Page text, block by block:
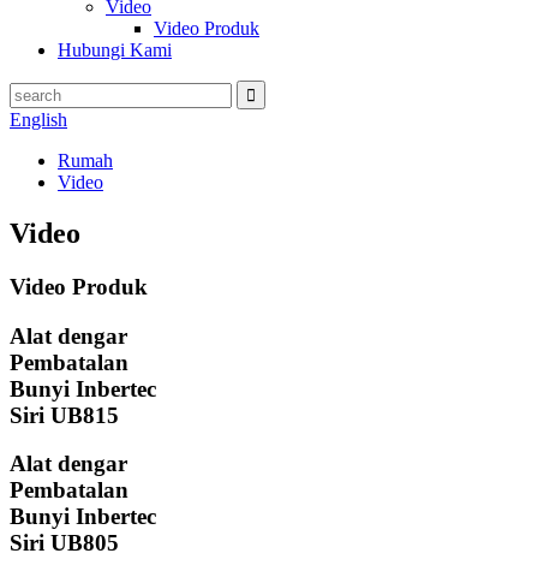
Video
Video Produk
Hubungi Kami
English
Rumah
Video
Video
Video Produk
Alat dengar
Pembatalan
Bunyi Inbertec
Siri UB815
Alat dengar
Pembatalan
Bunyi Inbertec
Siri UB805